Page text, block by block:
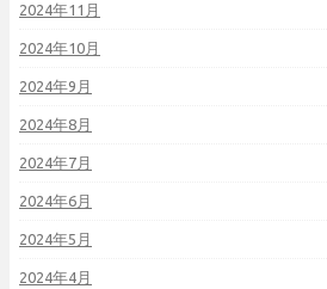
2024年11月
2024年10月
2024年9月
2024年8月
2024年7月
2024年6月
2024年5月
2024年4月